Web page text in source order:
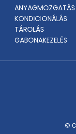
ANYAGMOZGATÁS
KONDICIONÁLÁS
TÁROLÁS
GABONAKEZELÉS
©